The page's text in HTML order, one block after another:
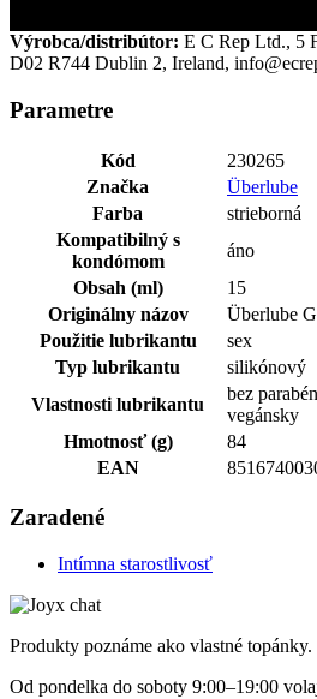
Výrobca/distribútor: E C Rep Ltd., 5
D02 R744 Dublin 2, Ireland,
Parametre
Kód
230265
Značka
Überlube
Farba
strieborná
Kompatibilný s
kondómom
áno
Obsah (ml)
15
Originálny názov
Überlube
Použitie lubrikantu
sex
Typ lubrikantu
silikónový
Vlastnosti lubrikantu
bez
vegánsky
Hmotnosť (g)
84
EAN
Zaradené
Intímna starostlivosť
Produkty poznáme ako vlastné
Od pondelka do soboty 9:00–19:00